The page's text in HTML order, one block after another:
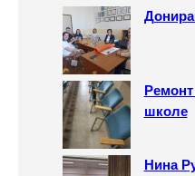
школе
Нина